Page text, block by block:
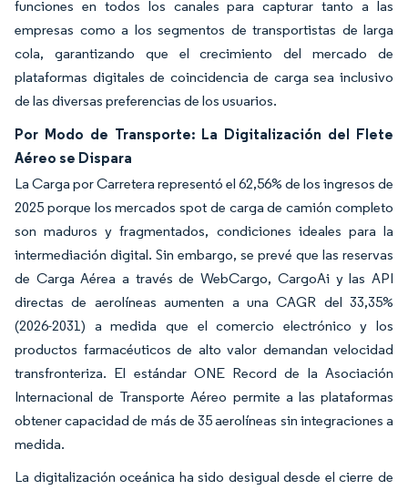
funciones en todos los canales para capturar tanto a las
empresas como a los segmentos de transportistas de larga
cola, garantizando que el crecimiento del mercado de
plataformas digitales de coincidencia de carga sea inclusivo
de las diversas preferencias de los usuarios.
Por Modo de Transporte: La Digitalización del Flete
Aéreo se Dispara
La Carga por Carretera representó el 62,56% de los ingresos de
2025 porque los mercados spot de carga de camión completo
son maduros y fragmentados, condiciones ideales para la
intermediación digital. Sin embargo, se prevé que las reservas
de Carga Aérea a través de WebCargo, CargoAi y las API
directas de aerolíneas aumenten a una CAGR del 33,35%
(2026-2031) a medida que el comercio electrónico y los
productos farmacéuticos de alto valor demandan velocidad
transfronteriza. El estándar ONE Record de la Asociación
Internacional de Transporte Aéreo permite a las plataformas
obtener capacidad de más de 35 aerolíneas sin integraciones a
medida.
La digitalización oceánica ha sido desigual desde el cierre de